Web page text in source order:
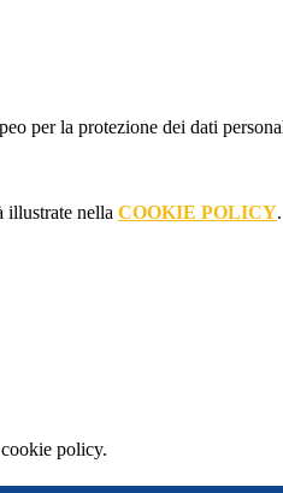
per la protezione dei dati
illustrate nella COOKIE POLICY.
policy.